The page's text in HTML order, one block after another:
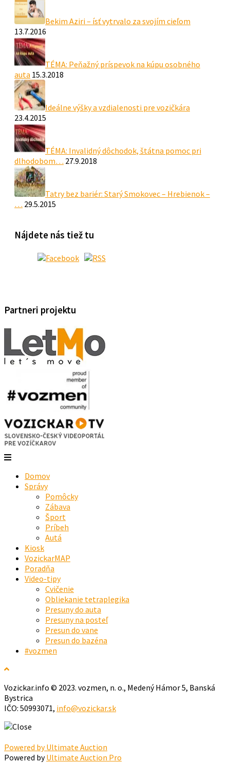
Bekim Aziri – ísť vytrvalo za svojím cieľom
13.7.2016
TÉMA: Peňažný príspevok na kúpu osobného
auta 15.3.2018
Ideálne výšky a vzdialenosti pre vozičkára
23.4.2015
TÉMA: Invalidný dôchodok, štátna pomoc pri
dlhodobom… 27.9.2018
Tatry bez bariér: Starý Smokovec – Hrebienok –
… 29.5.2015
Nájdete nás tiež tu
Partneri projektu
Domov
Správy
Pomôcky
Zábava
Šport
Príbeh
Autá
Kiosk
VozickarMAP
Poradňa
Video-tipy
Cvičenie
Obliekanie tetraplegika
Presuny do auta
Presuny na posteľ
Presun do vane
Presun do bazéna
#vozmen
Vozickar.info © 2023. vozmen, n. o., Medený Hámor 5, Banská
Bystrica
IČO: 50993071, info@vozickar.sk
Powered by Ultimate Auction
Powered byUltimate Auction Pro